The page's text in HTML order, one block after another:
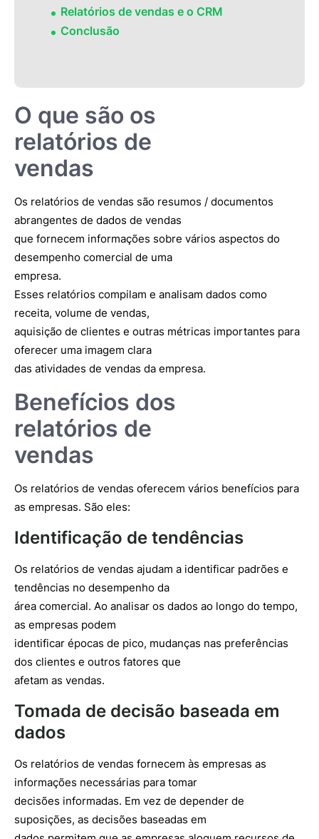
Relatórios de vendas e o CRM
Conclusão
O que são os
relatórios de
vendas
Os relatórios de vendas são resumos / documentos
abrangentes de dados de vendas
que fornecem informações sobre vários aspectos do
desempenho comercial de uma
empresa.
Esses relatórios compilam e analisam dados como
receita, volume de vendas,
aquisição de clientes e outras métricas importantes para
oferecer uma imagem clara
das atividades de vendas da empresa.
Benefícios dos
relatórios de
vendas
Os relatórios de vendas oferecem vários benefícios para
as empresas. São eles:
Identificação de tendências
Os relatórios de vendas ajudam a identificar padrões e
tendências no desempenho da
área comercial. Ao analisar os dados ao longo do tempo,
as empresas podem
identificar épocas de pico, mudanças nas preferências
dos clientes e outros fatores que
afetam as vendas.
Tomada de decisão baseada em
dados
Os relatórios de vendas fornecem às empresas as
informações necessárias para tomar
decisões informadas. Em vez de depender de
suposições, as decisões baseadas em